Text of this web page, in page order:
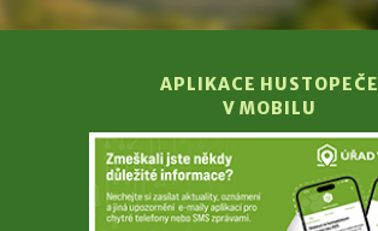
APLIKACE HUSTOPEČE
V MOBILU